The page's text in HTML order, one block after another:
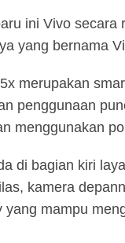
ini Vivo
yang bernama
merupakan
penggunaan
menggunakan
di bagian kiri
kamera
yang mampu